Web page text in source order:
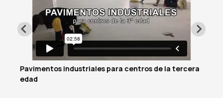
Pavimentos industriales para centros de la tercera
edad